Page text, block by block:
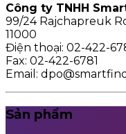
Công ty TNHH
99/24 Rajchapreuk
11000
Điện thoại: 02-422-
Fax: 02-422-6781
Email:
Sản phẩm